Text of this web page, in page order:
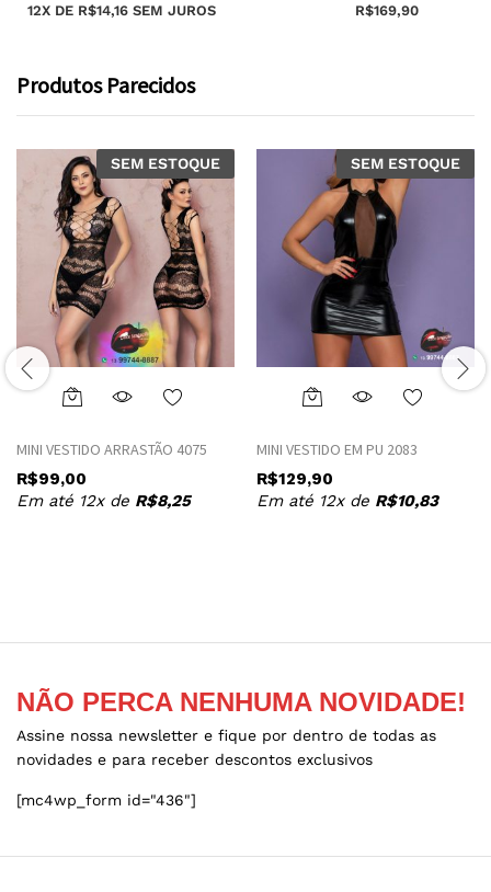
12X DE R$14,16 SEM JUROS R$169,90
Produtos Parecidos
SEM ESTOQUE
This
has
variants.
on
product
MINI VESTIDO ARRASTÃO 4075
R$99,00
Em até 12x de R$8,25
SEM ESTOQUE
This
has
variants.
on
product
MINI VESTIDO EM PU 2083
R$129,90
Em até 12x de R$10,83
NÃO PERCA NENHUMA NOVIDADE!
Assine nossa newsletter e fique por dentro de todas as
novidades e para receber descontos exclusivos
[mc4wp_form id="436"]